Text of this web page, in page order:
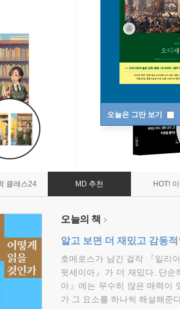
오늘은 그만 보기
클래스24 MD 추천 HOT!
오늘의 책
알고 보면 더 재밌고 감동
호메로스가 남긴 걸작 『일리
뒷세이아』가 더 재밌다. 단순
아』에는 무수히 많은 매력이
가 그 요소를 하나씩 해설해준